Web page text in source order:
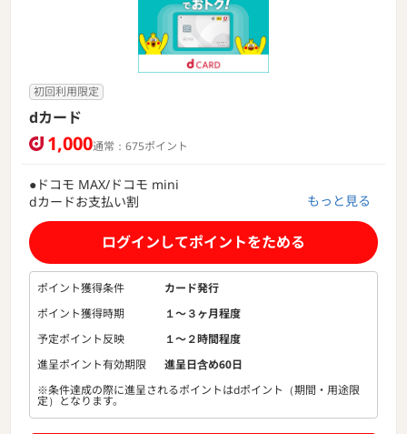
初回利用限定
dカード
1,000通常：675ポイント
●ドコモ MAX/ドコモ mini
dカードお支払い割
・ドコモ MAX/ドコモ mini
-200円（税込220円）
●ドコモ ポイ活 MAX/ドコモ ポイ活 20
決裁特典/サービス特典
ドコモ ポイ活 MAX：3％還元
ドコモ ポイ活 20：1％還元
●年会費永年無料
●ahamoユーザーならボーナスパケット＋1GB/月※
※ahamoの利用可能データ量に＋1GB／ahamo利用料金の
支払いをdカードに要設定
もっと見る
ログインしてポイントをためる
ポイント獲得条件
カード発行
ポイント獲得時期
１〜３ヶ月程度
予定ポイント反映
１〜２時間程度
進呈ポイント有効期限
進呈日含め60日
※条件達成の際に進呈されるポイントはdポイント（期間・用途限
定）となります。